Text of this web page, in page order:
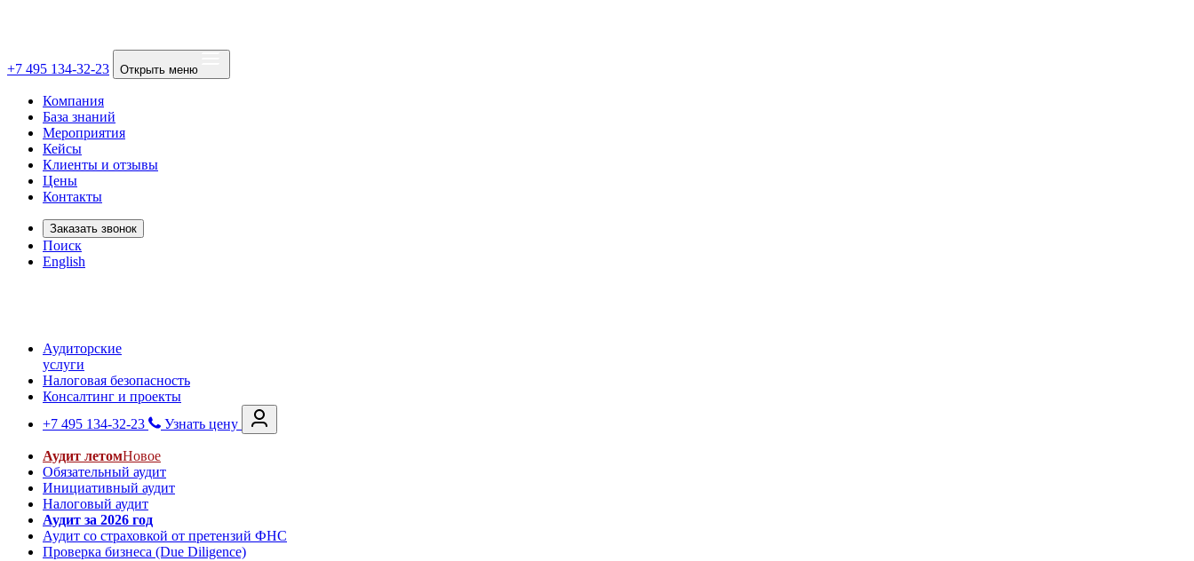
+7 495 134-32-23 Открыть меню
Компания
База знаний
Мероприятия
Кейсы
Клиенты и отзывы
Цены
Контакты
Заказать звонок
Поиск
English
Аудиторские
услуги
Налоговая безопасность
Консалтинг и проекты
+7 495 134-32-23
Узнать цену
Аудит летомНовое
Обязательный аудит
Инициативный аудит
Налоговый аудит
Аудит за 2026 год
Аудит со страховкой от претензий ФНС
Проверка бизнеса (Due Diligence)